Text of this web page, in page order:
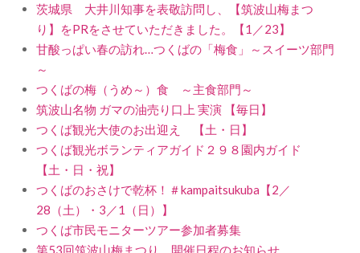
茨城県 大井川知事を表敬訪問し、【筑波山梅まつ
り】をPRをさせていただきました。【1／23】
甘酸っぱい春の訪れ…つくばの「梅食」～スイーツ部門
～
つくばの梅（うめ～）食 ～主食部門～
筑波山名物 ガマの油売り口上 実演 【毎日】
つくば観光大使のお出迎え 【土・日】
つくば観光ボランティアガイド２９８園内ガイド
【土・日・祝】
つくばのおさけで乾杯！＃kampaitsukuba【2／
28（土）・3／1（日）】
つくば市民モニターツアー参加者募集
第53回筑波山梅まつり 開催日程のお知らせ